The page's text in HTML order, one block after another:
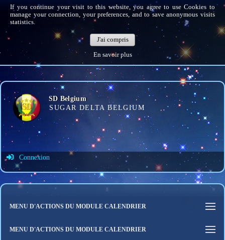
If you continue your visit to this website, you agree to use Cookies to
manage your connection, your preferences, and to save anonymous visits
statistics.
J'ai compris
En savoir plus
SD Belgium
SUGAR DELTA BELGIUM
Connexion
Identifiant de connexion
Mot de passe
Connexion auto
Connexion
MENU D'ACTIONS DU MODULE CALENDRIER
MENU D'ACTIONS DU MODULE CALENDRIER